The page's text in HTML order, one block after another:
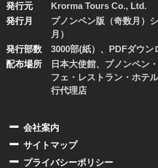
発行元
Krorma Tours Co., Ltd.
発行月
プノンペン版（奇数月）
月）
発行部数
3000部(紙）、PDFダウ
配布場所
日本大使館、プノンペン
フェ・レストラン・ホテ
行代理店
会社案内
サイトマップ
プライバシーポリシー